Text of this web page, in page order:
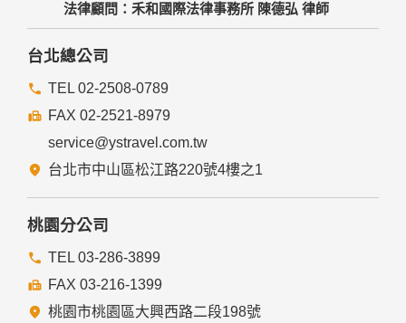
法律顧問：禾和國際法律事務所 陳德弘 律師
台北總公司
TEL 02-2508-0789
FAX 02-2521-8979
service@ystravel.com.tw
台北市中山區松江路220號4樓之1
桃園分公司
TEL 03-286-3899
FAX 03-216-1399
桃園市桃園區大興西路二段198號